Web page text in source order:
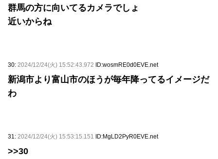
群馬の方に向いてるカメラでしょ
近いからね
30: 2024/12/24(火) 15:52:43.972 ID:wosmRE0d0EVE.net
新潟市より富山市のほうが毎年降ってるイメージだ
わ
31: 2024/12/24(火) 15:53:15.151 ID:MgLD2PyR0EVE.net
>>30